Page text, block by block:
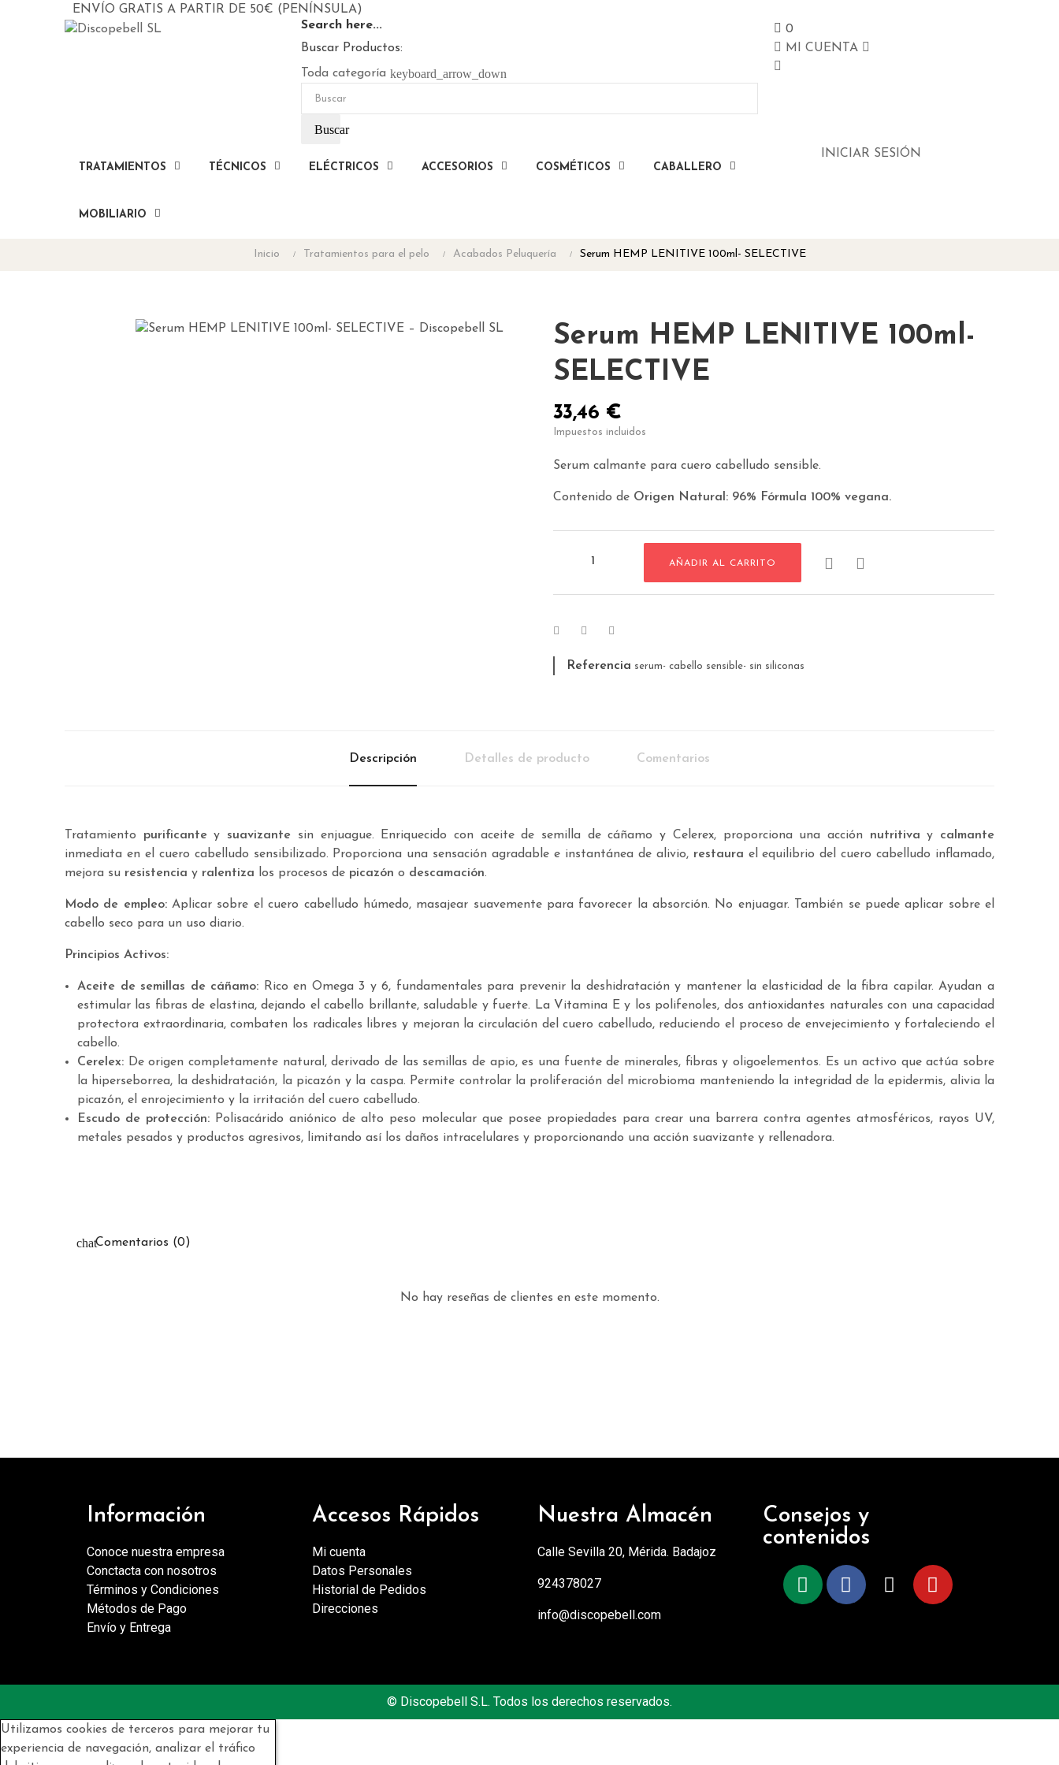
ENVÍO GRATIS A PARTIR DE 50€ (PENÍNSULA)
Search here...
Buscar Productos:
Toda categoría keyboard_arrow_down
Buscar
0
MI CUENTA
TRATAMIENTOS TÉCNICOS ELÉCTRICOS ACCESORIOS COSMÉTICOS CABALLERO
MOBILIARIO
INICIAR SESIÓN
Inicio Tratamientos para el pelo Acabados Peluquería Serum HEMP LENITIVE 100ml- SELECTIVE
Serum HEMP LENITIVE 100ml-
SELECTIVE
33,46 €
Impuestos incluidos
Serum calmante para cuero cabelludo sensible.
Contenido de Origen Natural: 96% Fórmula 100% vegana.
AÑADIR AL CARRITO  
Referencia serum- cabello sensible- sin siliconas
Descripción Detalles de producto Comentarios
Tratamiento purificantey suavizante sin enjuague. Enriquecido con aceite de semilla de cáñamo y Celerex, proporciona una acción nutritiva y calmante
inmediata en el cuero cabelludo sensibilizado. Proporciona una sensación agradable e instantánea de alivio, restaura el equilibrio del cuero cabelludo inflamado,
mejora su resistencia y ralentiza los procesos de picazón o descamación.
Modo de empleo:Aplicar sobre el cuero cabelludo húmedo, masajear suavemente para favorecer la absorción. No enjuagar. También se puede aplicar sobre el
cabello seco para un uso diario.
Principios Activos:
Aceite de semillas de cáñamo: Rico en Omega 3 y 6, fundamentales para prevenir la deshidratación y mantener la elasticidad de la fibra capilar. Ayudan a
estimular las fibras de elastina, dejando el cabello brillante, saludable y fuerte. La Vitamina E y los polifenoles, dos antioxidantes naturales con una capacidad
protectora extraordinaria, combaten los radicales libres y mejoran la circulación del cuero cabelludo, reduciendo el proceso de envejecimiento y fortaleciendo el
cabello.
Cerelex: De origen completamente natural, derivado de las semillas de apio, es una fuente de minerales, fibras y oligoelementos. Es un activo que actúa sobre
la hiperseborrea, la deshidratación, la picazón y la caspa. Permite controlar la proliferación del microbioma manteniendo la integridad de la epidermis, alivia la
picazón, el enrojecimiento y la irritación del cuero cabelludo.
Escudo de protección: Polisacárido aniónico de alto peso molecular que posee propiedades para crear una barrera contra agentes atmosféricos, rayos UV,
metales pesados y productos agresivos, limitando así los daños intracelulares y proporcionando una acción suavizante y rellenadora.
Comentarios (0)
No hay reseñas de clientes en este momento.
Información
Conoce nuestra empresa
Conctacta con nosotros
Términos y Condiciones
Métodos de Pago
Envío y Entrega
Accesos Rápidos
Mi cuenta
Datos Personales
Historial de Pedidos
Direcciones
Nuestra Almacén
Calle Sevilla 20, Mérida. Badajoz
924378027
info@discopebell.com
Consejos y
contenidos
© Discopebell S.L. Todos los derechos reservados.
Utilizamos cookies de terceros para mejorar tu
experiencia de navegación, analizar el tráfico